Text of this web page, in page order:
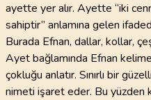
ayette yer alır. Ayette “iki
sahiptir” anlamına gelen
Burada Efnan, dallar, kollar,
Ayet bağlamında Efnan
çokluğu anlatır. Sınırlı bir
nimeti işaret eder. Bu yüzden